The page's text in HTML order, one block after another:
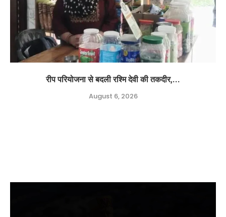
रीप परियोजना से बदली रश्मि देवी की तकदीर,...
August 6, 2026